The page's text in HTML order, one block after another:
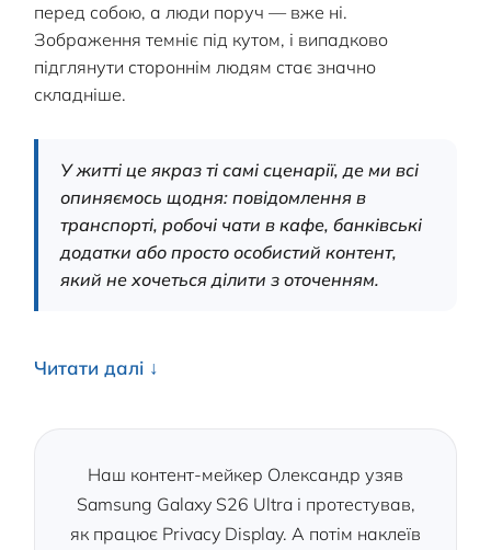
перед собою, а люди поруч — вже ні.
Зображення темніє під кутом, і випадково
підглянути стороннім людям стає значно
складніше.
У житті це якраз ті самі сценарії, де ми всі
опиняємось щодня: повідомлення в
транспорті, робочі чати в кафе, банківські
додатки або просто особистий контент,
який не хочеться ділити з оточенням.
Читати далі
Наш контент-мейкер Олександр узяв
Samsung Galaxy S26 Ultra і протестував,
як працює Privacy Display. А потім наклеїв